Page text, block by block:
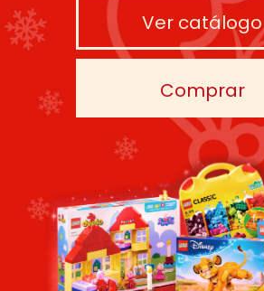
Ver catálogo
Comprar